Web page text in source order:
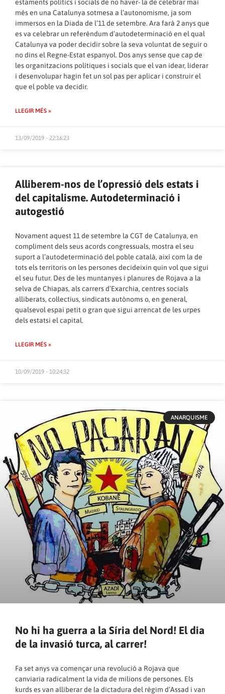
estaments polítics i socials de no haver- la de celebrar mai
més en una Catalunya sotmesa a l’autonomisme, ja som
immersos en la Diada de l’11 de setembre. Ara farà 2 anys que
es va celebrar un referèndum d’autodeterminació en el qual
Catalunya va poder decidir sobre la seva voluntat de seguir o
no dins el Regne-Estat espanyol. Dos anys sense que cap de
les organitzacions polítiques i socials que el van idear, liderar
i desenvolupar hagin fet un sol pas per aplicar i construir el
que el poble va decidir.
LLEGIR MÉS »
13/09/2019 - 22:16:23
Alliberem-nos de l’opressió dels estats i
del capitalisme. Autodeterminació i
autogestió
Novament aquest 11 de setembre la CGT de Catalunya, en
compliment dels seus acords congressuals, mostra el seu
suport a l’autodeterminació del poble català, així com la de
tots els territoris on les persones decideixin quin vol que sigui
el seu futur. Des de les muntanyes i planures de Rojava a la
selva de Chiapas, als carrers d’Exarchia, centres socials
alliberats, col·lectius, sindicats autònoms o, en general,
qualsevol espai petit o gran que sigui arrencat de les urpes
dels estatsi el capital.
LLEGIR MÉS »
10/09/2019 - 10:24:32
ANARQUISME
No hi ha guerra a la Síria del Nord! El dia
de la invasió turca, al carrer!
Fa set anys va començar una revolució a Rojava que
canviaria radicalment la vida de milions de persones. Els
kurds es van alliberar de la dictadura del règim d’Assad i van